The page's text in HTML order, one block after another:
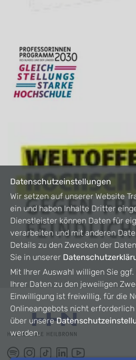
Datenschutzeinstellungen
Wir setzen auf unserer Website
ein und haben Inhalte Dritter
Dienstleister können Daten für
verarbeiten und mit anderen
Details zu den Zwecken der
Sie in unserer
Mit Ihrer Auswahl willigen Sie
Ihrer Daten zu den jeweiligen
Einwilligung ist freiwillig, für die
Onlineangebots nicht
über unsere
werden.